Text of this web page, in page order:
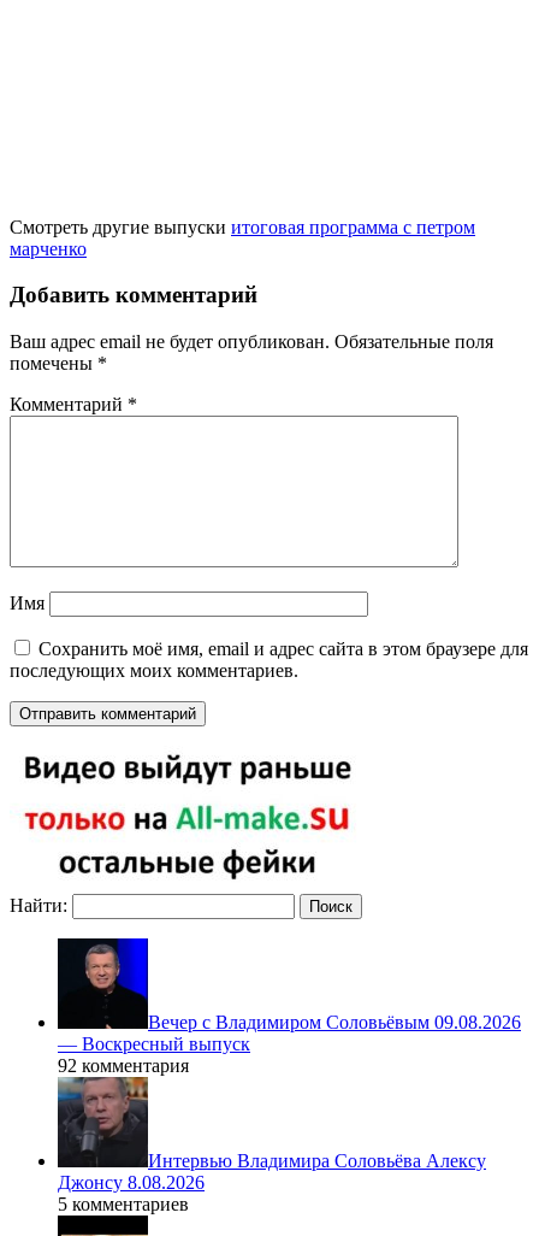
Смотреть другие выпуски итоговая программа с петром
марченко
Добавить комментарий
Ваш адрес email не будет опубликован. Обязательные поля
помечены *
Комментарий *
Имя
Сохранить моё имя, email и адрес сайта в этом браузере для
последующих моих комментариев.
Найти:
Вечер с Владимиром Соловьёвым 09.08.2026
— Воскресный выпуск
92 комментария
Интервью Владимира Соловьёва Алексу
Джонсу 8.08.2026
5 комментариев